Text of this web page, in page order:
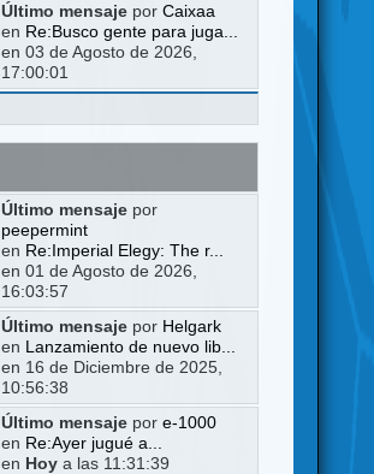
Último mensajepor Caixaa
en Re:Busco gente para juga...
en 03 de Agosto de 2026,
17:00:01
Último mensajepor
peepermint
en Re:Imperial Elegy: The r...
en 01 de Agosto de 2026,
16:03:57
Último mensajepor Helgark
en
Lanzamiento de nuevo lib...
en 16 de Diciembre de 2025,
10:56:38
Último mensajepor e-1000
en Re:Ayer jugué a...
en Hoya las 11:31:39